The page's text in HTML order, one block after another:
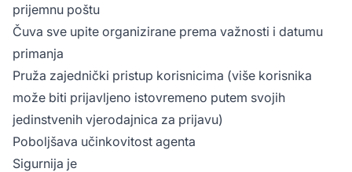
prijemnu poštu
Čuva sve upite organizirane prema važnosti i datumu
primanja
Pruža zajednički pristup korisnicima (više korisnika
može biti prijavljeno istovremeno putem svojih
jedinstvenih vjerodajnica za prijavu)
Poboljšava učinkovitost agenta
Sigurnija je